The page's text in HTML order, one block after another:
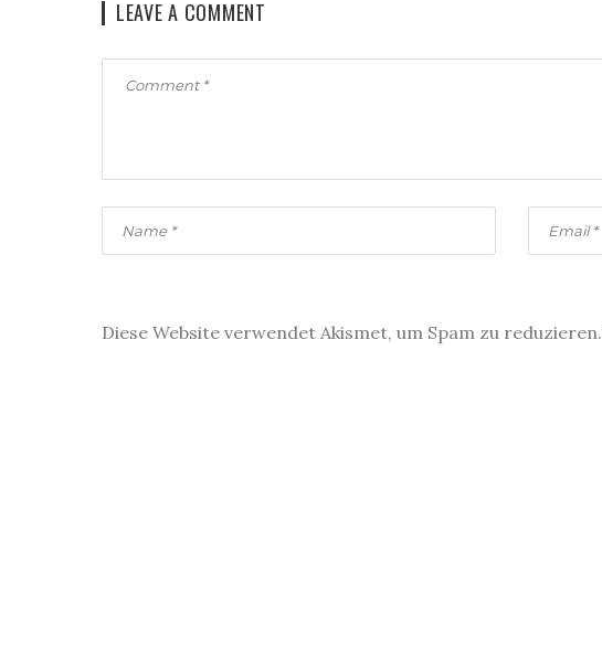
LEAVE A COMMENT
Diese Website verwendet Akismet, um Spam zu reduzieren.